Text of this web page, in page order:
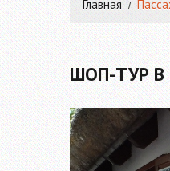
Главная
ШОП-ТУР В